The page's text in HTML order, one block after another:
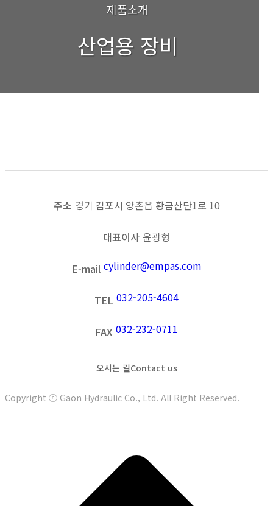
제품소개
산업용 장비
주소 경기 김포시 양촌읍 황금산단1로 10
대표이사 윤광형
E-mail cylinder@empas.com
TEL 032-205-4604
FAX 032-232-0711
오시는 길Contact us
Copyright ⓒ Gaon Hydraulic Co., Ltd. All Right Reserved.